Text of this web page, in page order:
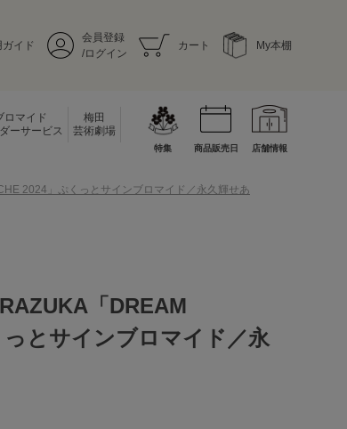
イド
会員登録
/ログイン
カート My本棚
ロマイド
ーサービス
梅田
芸術劇場
特集 商品販売日 店舗情報
2024」ぷくっとサインブロマイド／永久輝せあ
「DREAM
とサインブロマイド／永